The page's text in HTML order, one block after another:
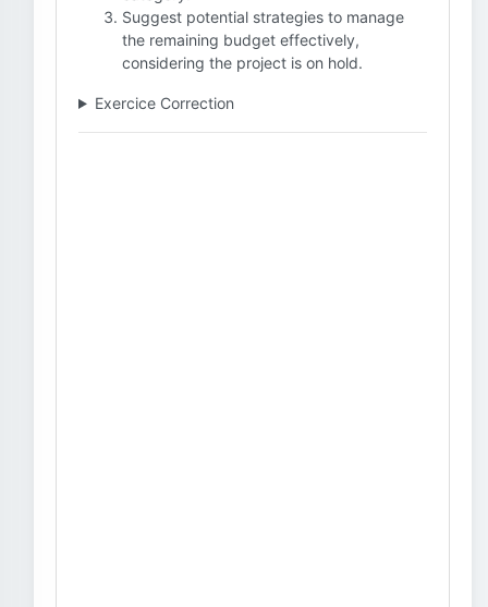
Suggest potential strategies to manage
the remaining budget effectively,
considering the project is on hold.
Exercice Correction